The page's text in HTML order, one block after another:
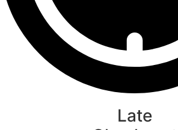
Late